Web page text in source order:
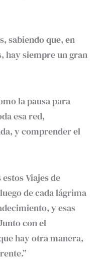
sabiendo que, en
hay siempre un gran
la pausa para
esa red,
y comprender el
Viajes de
de cada lágrima
y esas
con el
hay otra manera,